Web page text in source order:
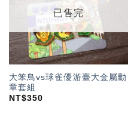
已售完
大笨鳥vs球雀優游臺大金屬勳
章套組
NT$350